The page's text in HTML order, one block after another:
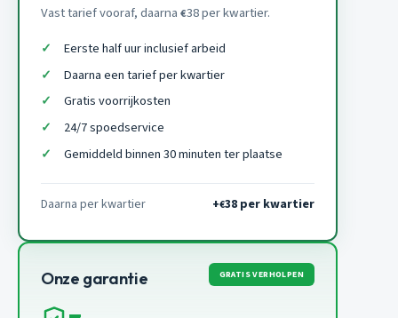
Vast tarief vooraf, daarna €38 per kwartier.
Eerste half uur inclusief arbeid
Daarna een tarief per kwartier
Gratis voorrijkosten
24/7 spoedservice
Gemiddeld binnen 30 minuten ter plaatse
Daarna per kwartier +€38 per kwartier
Onze garantie GRATIS VERHOLPEN